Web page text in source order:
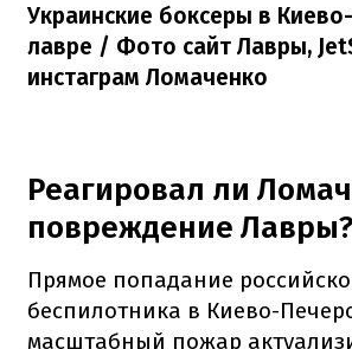
Украинские боксеры в
лавре / Фото сайт Лавры,
инстаграм Ломаченко
Реагировал ли
повреждение Лавры?
Прямое попадание
беспилотника в Киево-
масштабный пожар